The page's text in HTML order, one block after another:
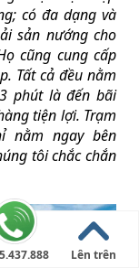
có đa dạng và
sản nướng cho
cũng cung cấp
Tất cả đều nằm
phút là đến bãi
tiện lợi. Trạm
nằm ngay bên
tôi chắc chắn
Lên trên